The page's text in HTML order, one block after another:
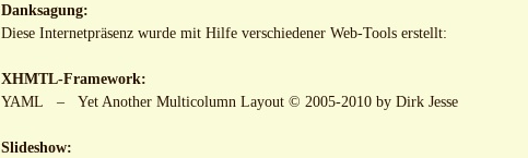
Danksagung:
Diese Internetpräsenz wurde mit Hilfe verschiedener Web-Tools erstellt:
XHMTL-Framework:
YAML – Yet Another Multicolumn Layout © 2005-2010 by Dirk Jesse
Slideshow: